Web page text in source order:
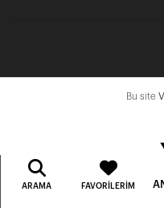
Bu site
ARAMA FAVORILERIM